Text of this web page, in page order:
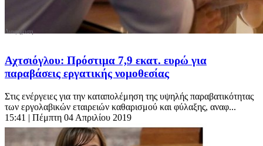
Αχτσιόγλου: Πρόστιμα 7,9 εκατ. ευρώ για
παραβάσεις εργατικής νομοθεσίας
Στις ενέργειες για την καταπολέμηση της υψηλής παραβατικότητας
των εργολαβικών εταιρειών καθαρισμού και φύλαξης, αναφ...
15:41 | Πέμπτη 04 Απριλίου 2019